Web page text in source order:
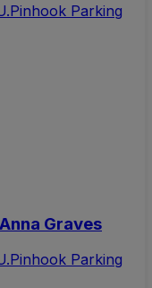
Pinhook Parking
Anna Graves
Pinhook Parking